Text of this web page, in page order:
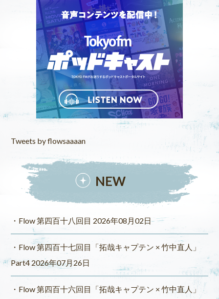
Tweets by flowsaaaan
NEW
Flow 第四百十八回目 2026年08月02日
Flow 第四百十七回目「拓哉キャプテン × 竹中直人」
Part4 2026年07月26日
Flow 第四百十六回目「拓哉キャプテン × 竹中直人」